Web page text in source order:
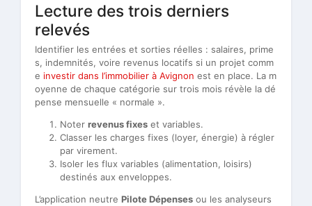
Lecture des trois derniers
relevés
Identifier les entrées et sorties réelles : salaires, prime
s, indemnités, voire revenus locatifs si un projet comm
e investir dans l’immobilier à Avignon est en place. La m
oyenne de chaque catégorie sur trois mois révèle la dé
pense mensuelle « normale ».
Noter revenus fixes et variables.
Classer les charges fixes (loyer, énergie) à régler
par virement.
Isoler les flux variables (alimentation, loisirs)
destinés aux enveloppes.
L’application neutre Pilote Dépenses ou les analyseurs